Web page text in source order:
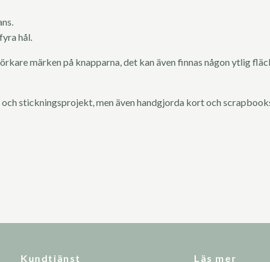
hål.
märken på knapparna, det kan även finnas någon ytlig
stickningsprojekt, men även handgjorda kort och
Kundtjänst Läs mer